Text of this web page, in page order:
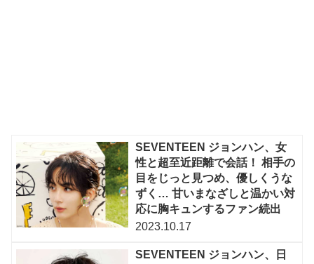
SEVENTEEN ジョンハン、女
性と超至近距離で会話！ 相手の
目をじっと見つめ、優しくうな
ずく… 甘いまなざしと温かい対
応に胸キュンするファン続出
2023.10.17
SEVENTEEN ジョンハン、日